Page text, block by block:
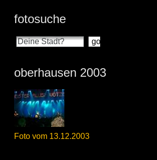
fotosuche
oberhausen 2003
Foto vom 13.12.2003